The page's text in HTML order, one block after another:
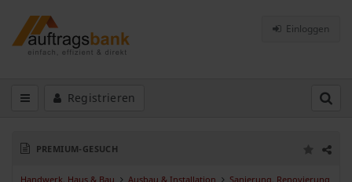
Einloggen
Registrieren
PREMIUM-GESUCH
Handwerk, Haus & Bau Ausbau & Installation
Sanierung, Renovierung